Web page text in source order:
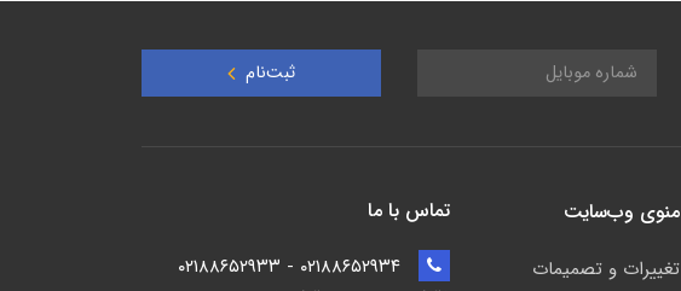
ثبت‌نام
منوی وب‌سایت
تغییرات و تصمیمات
تماس با ما
۰۲۱۸۸۶۵۲۹۳۴ - ۰۲۱۸۸۶۵۲۹۳۳